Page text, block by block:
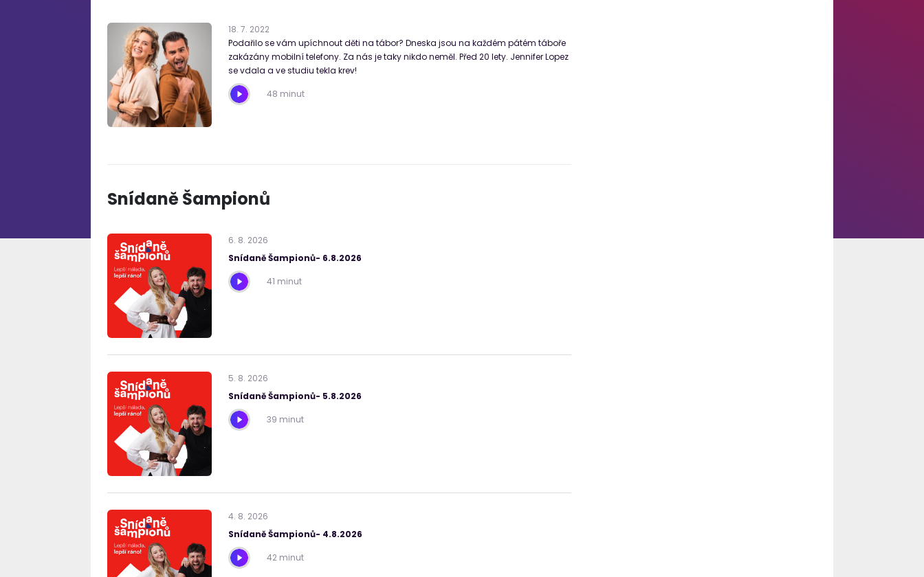
18. 7. 2022
Podařilo se vám upíchnout děti na tábor? Dneska jsou na každém pátém táboře
zakázány mobilní telefony. Za nás je taky nikdo neměl. Před 20 lety. Jennifer Lopez
se vdala a ve studiu tekla krev!
48 minut
Snídaně Šampionů
6. 8. 2026
Snídaně Šampionů- 6.8.2026
41 minut
5. 8. 2026
Snídaně Šampionů- 5.8.2026
39 minut
4. 8. 2026
Snídaně Šampionů- 4.8.2026
42 minut